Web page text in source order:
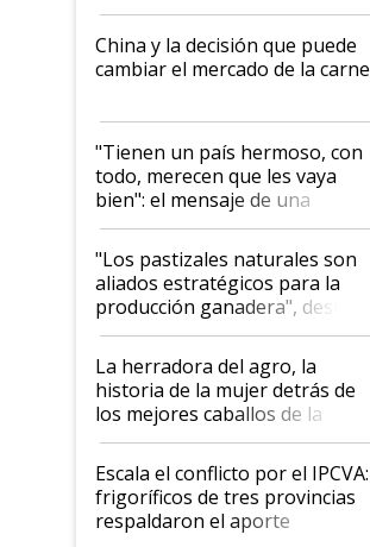
China y la decisión que puede
cambiar el mercado de la carne
"Tienen un país hermoso, con
todo, merecen que les vaya
bien": el mensaje de una
ganadera uruguaya sobre las
oportunidades que se abren
para el agro en Argentina, con
foco en la carne
"Los pastizales naturales son
aliados estratégicos para la
producción ganadera", destaca
la iniciativa que ya reúne a 46
establecimientos en Argentina
La herradora del agro, la
historia de la mujer detrás de
los mejores caballos de la
Argentina y los mitos que
todavía hacen sufrir a estos
animales: "Mientras me
descalificaban, yo seguí
haciendo currículum"
Escala el conflicto por el IPCVA:
frigoríficos de tres provincias
respaldaron el aporte